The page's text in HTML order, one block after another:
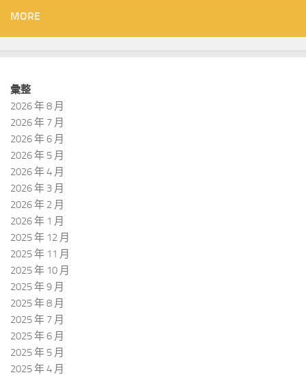
MORE
彙整
2026 年 8 月
2026 年 7 月
2026 年 6 月
2026 年 5 月
2026 年 4 月
2026 年 3 月
2026 年 2 月
2026 年 1 月
2025 年 12 月
2025 年 11 月
2025 年 10 月
2025 年 9 月
2025 年 8 月
2025 年 7 月
2025 年 6 月
2025 年 5 月
2025 年 4 月